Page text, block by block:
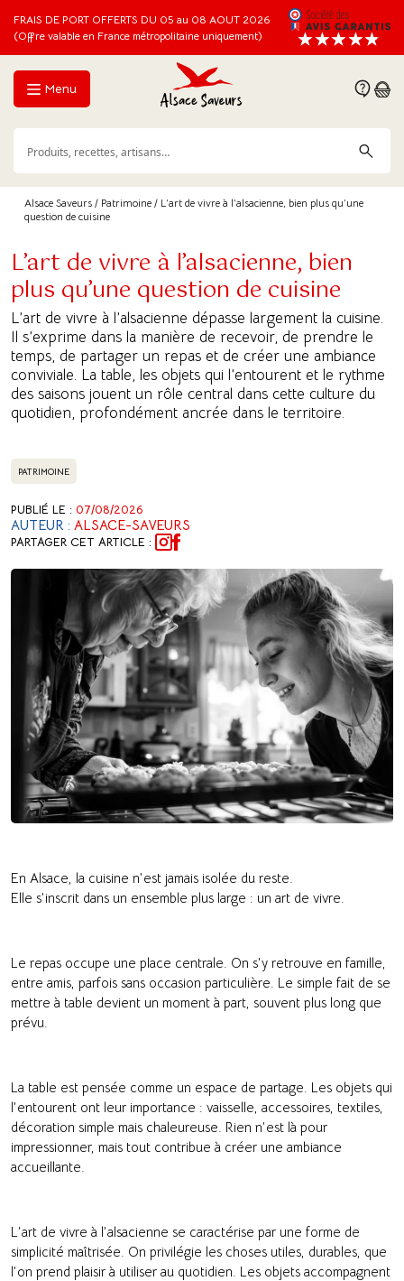
FRAIS DE PORT OFFERTS DU 05 au 08 AOUT 2026
(Offre valable en France métropolitaine uniquement)
Menu
Alsace Saveurs / Patrimoine / L’art de vivre à l’alsacienne, bien plus qu’une
question de cuisine
L’art de vivre à l’alsacienne, bien
plus qu’une question de cuisine
L’art de vivre à l’alsacienne dépasse largement la cuisine.
Il s’exprime dans la manière de recevoir, de prendre le
temps, de partager un repas et de créer une ambiance
conviviale. La table, les objets qui l’entourent et le rythme
des saisons jouent un rôle central dans cette culture du
quotidien, profondément ancrée dans le territoire.
PATRIMOINE
PUBLIÉ LE : 07/08/2026
AUTEUR : ALSACE-SAVEURS
PARTAGER CET ARTICLE :
En Alsace, la cuisine n’est jamais isolée du reste.
Elle s’inscrit dans un ensemble plus large : un art de vivre.
Le repas occupe une place centrale. On s’y retrouve en famille,
entre amis, parfois sans occasion particulière. Le simple fait de se
mettre à table devient un moment à part, souvent plus long que
prévu.
La table est pensée comme un espace de partage. Les objets qui
l’entourent ont leur importance : vaisselle, accessoires, textiles,
décoration simple mais chaleureuse. Rien n’est là pour
impressionner, mais tout contribue à créer une ambiance
accueillante.
L’art de vivre à l’alsacienne se caractérise par une forme de
simplicité maîtrisée. On privilégie les choses utiles, durables, que
l’on prend plaisir à utiliser au quotidien. Les objets accompagnent